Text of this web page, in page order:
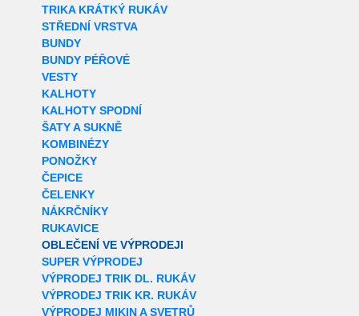
TRIKA KRÁTKÝ RUKÁV
STŘEDNÍ VRSTVA
BUNDY
BUNDY PÉŘOVÉ
VESTY
KALHOTY
KALHOTY SPODNÍ
ŠATY A SUKNĚ
KOMBINÉZY
PONOŽKY
ČEPICE
ČELENKY
NÁKRČNÍKY
RUKAVICE
OBLEČENÍ VE VÝPRODEJI
SUPER VÝPRODEJ
VÝPRODEJ TRIK DL. RUKÁV
VÝPRODEJ TRIK KR. RUKÁV
VÝPRODEJ MIKIN A SVETRŮ